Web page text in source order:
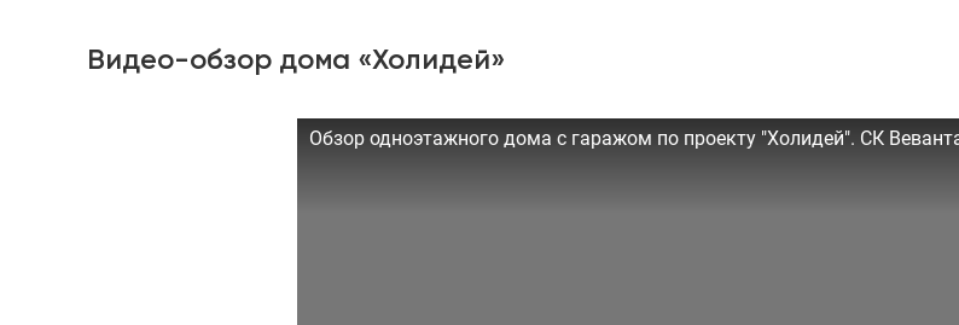
Видео-обзор дома «Холидей»
Обзор одноэтажного дома с гаражом по проекту "Холидей". СК